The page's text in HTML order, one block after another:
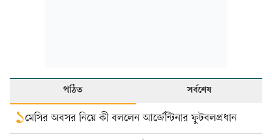
পঠিত সর্বশেষ
১মেসির অবসর নিয়ে কী বললেন আর্জেন্টিনার ফুটবলপ্রধান